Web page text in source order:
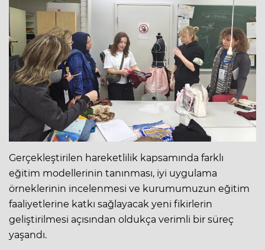
Gerçekleştirilen hareketlilik kapsamında farklı
eğitim modellerinin tanınması, iyi uygulama
örneklerinin incelenmesi ve kurumumuzun eğitim
faaliyetlerine katkı sağlayacak yeni fikirlerin
geliştirilmesi açısından oldukça verimli bir süreç
yaşandı.